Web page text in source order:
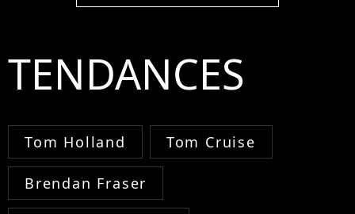
TENDANCES
Tom Holland Tom Cruise
Brendan Fraser